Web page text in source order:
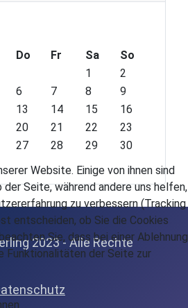
Do Fr Sa
So
1
2
6 7 8
9
13 14 15
16
20 21 22
23
27 28 29
30
2023 - Alle Rechte
Website. Einige von ihnen sind
Seite, während andere uns helfen,
zu verbessern (Tracking
entscheiden, ob Sie die Cookies
Sie, dass bei einer Ablehnung
Funktionalitäten der Seite zur